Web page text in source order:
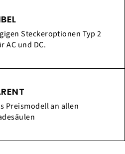
Steckeroptionen Typ 2
AC und DC.
Preismodell an allen